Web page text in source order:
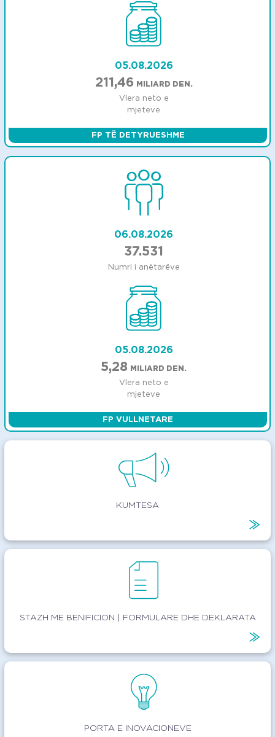
05.08.2026
211,46 MILIARD DEN.
Vlera neto e
mjeteve
FP TË DETYRUESHME
06.08.2026
37.531
Numri i anëtarëve
05.08.2026
5,28 MILIARD DEN.
Vlera neto e
mjeteve
FP VULLNETARE
KUMTESA
STAZH ME BENIFICION | FORMULARE DHE DEKLARATA
PORTA E INOVACIONEVE